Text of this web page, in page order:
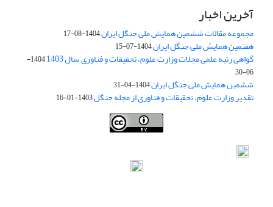
آخرین اخبار
مجموعه مقالات ششمین همایش ملی جنگل ایران1404-08-17
هفتمین همایش ملی جنگل ایران1404-07-15
گواهی رتبه علمی مجلات وزارت علوم، تحقیقات و فناوری سال 1403
1404-
06-30
ششمین همایش ملی جنگل ایران1404-04-31
تقدیر وزارت علوم، تحقیقات و فناوری از مجله جنگل1403-01-16